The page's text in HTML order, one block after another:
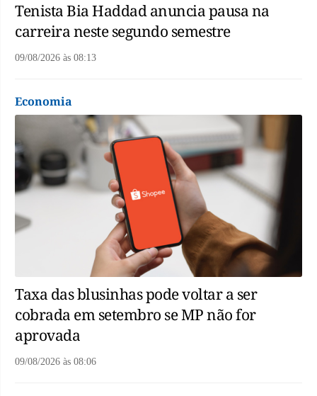
Tenista Bia Haddad anuncia pausa na
carreira neste segundo semestre
09/08/2026 às 08:13
Economia
Taxa das blusinhas pode voltar a ser
cobrada em setembro se MP não for
aprovada
09/08/2026 às 08:06